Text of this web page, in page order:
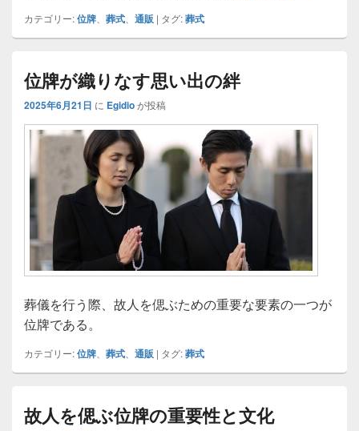
カテゴリー:位牌、 葬式、 通販 | タグ:葬式
位牌が織りなす思い出の絆
2025年6月21日 に Egidioが投稿
葬儀を行う際、故人を偲ぶための重要な要素の一つが
位牌である。
カテゴリー:位牌 葬式 通販 | タグ:葬式
故人を偲ぶ位牌の重要性と文化